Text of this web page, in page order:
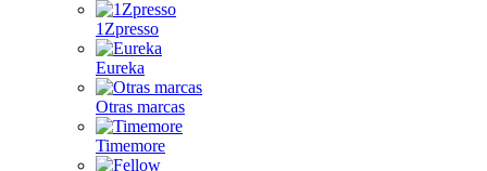
1Zpresso
Eureka
Otras marcas
Timemore